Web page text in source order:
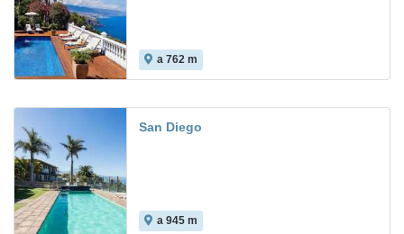
a 762 m
San Diego
a 945 m